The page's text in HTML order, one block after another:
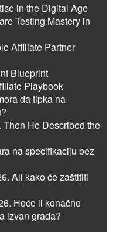
in the Digital Age
Testing Mastery in
Affiliate Partner
Blueprint
Playbook
da tipka na
Then He Described the
na specifikaciju bez
Ali kako će zaštititi
Hoće li konačno
izvan grada?